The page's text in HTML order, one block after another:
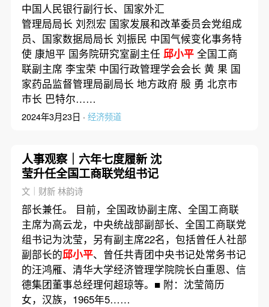
中国人民银行副行长、国家外汇
管理局局长 刘烈宏 国家发展和改革委员会党组成
员、国家数据局局长 刘振民 中国气候变化事务特
使 康旭平 国务院研究室副主任 邱小平全国工商
联副主席 李宝荣 中国行政管理学会会长 黄 果 国
家药品监督管理局副局长 地方政府 殷 勇 北京市
市长 巴特尔……
2024年3月23日 · 经济频道
人事观察｜六年七度履新 沈
莹升任全国工商联党组书记
文｜财新 林韵诗
部长兼任。 目前，全国政协副主席、全国工商联
主席为高云龙，中央统战部副部长、全国工商联党
组书记为沈莹，另有副主席22名，包括曾任人社部
副部长的邱小平、曾任共青团中央书记处常务书记
的汪鸿雁、清华大学经济管理学院院长白重恩、信
德集团董事总经理何超琼等。■ 附：沈莹简历
女，汉族，1965年5……